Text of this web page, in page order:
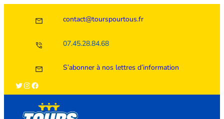
contact@tourspourtous.fr
07.45.28.84.68
S’abonner à nos lettres d’information
Twitter
Instagram
Facebook